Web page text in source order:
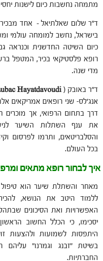
מתמחה נחשבות כיום לישנות
ד"ר שלום שאלתיאל – אחד
כיום השיטה החדשנית וכנראה
רופא פלסטיקאי בכיר, המטפל
מדי שנה.
ד"ר באובק (Hayatdavoudi
אנג'לס- שני רופאים אמריקאים
דרך בתחום הרפואי, אך מוכרים
את ענף השתלות השיער
והסלבריטאים, ותרמו לפרסום
בכל העולם.
איך לבחור רופא מתאים
מאחר והשתלת שיער הוא
ללמוד היטב את הנושא,
האפשרויות ואת הסיכונים
יסכימו, כי הכלל החשוב
היתפסות לשמועות ולהצעות
בשיטת "זבנג וגמרנו"
החברתיות.